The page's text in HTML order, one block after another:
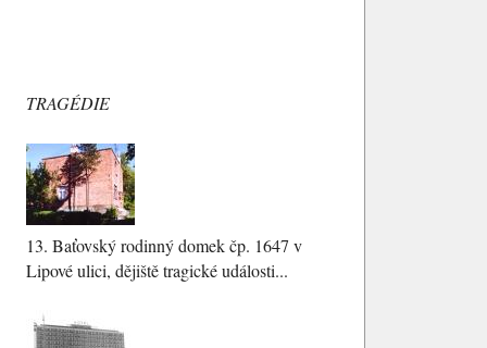
TRAGÉDIE
13. Baťovský rodinný domek čp. 1647 v
Lipové ulici, dějiště tragické události...